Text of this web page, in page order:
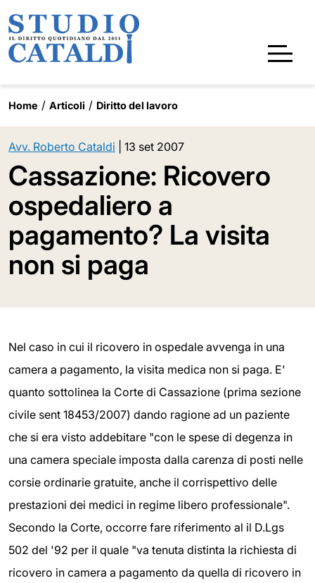
Home Articoli Diritto del lavoro
Avv. Roberto Cataldi 13 set 2007
Cassazione: Ricovero
ospedaliero a
pagamento? La visita
non si paga
Nel caso in cui il ricovero in ospedale avvenga in una
camera a pagamento, la visita medica non si paga. E'
quanto sottolinea la Corte di Cassazione (prima sezione
civile sent 18453/2007) dando ragione ad un paziente
che si era visto addebitare "con le spese di degenza in
una camera speciale imposta dalla carenza di posti nelle
corsie ordinarie gratuite, anche il corrispettivo delle
prestazioni dei medici in regime libero professionale".
Secondo la Corte, occorre fare riferimento al il D.Lgs
502 del '92 per il quale "va tenuta distinta la richiesta di
ricovero in camera a pagamento da quella di ricovero in